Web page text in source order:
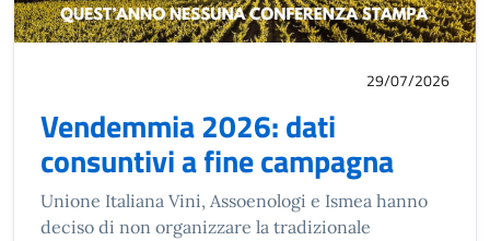
29/07/2026
Vendemmia 2026: dati
consuntivi a fine campagna
Unione Italiana Vini, Assoenologi e Ismea hanno
deciso di non organizzare la tradizionale